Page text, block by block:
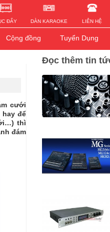
ĐẨY DÀN KARAOKE LIÊN HỆ
Cộng đồng Tuyển Dụng
cưới
để
thì
đám
Đọc thêm tin